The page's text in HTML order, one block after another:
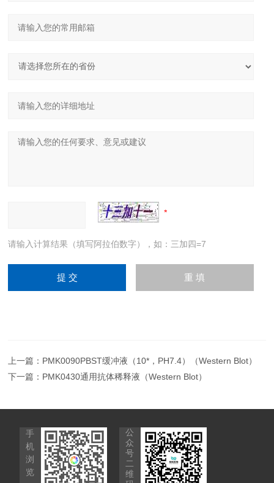
请输入计算结果（填写阿拉伯数字），如：三加四=7
上一篇： PMK0090PBST缓冲液（10*，PH7.4）（Western Blot）
下一篇： PMK0430通用抗体稀释液（Western Blot）
手
机
浏
览
公
众
号
二
维